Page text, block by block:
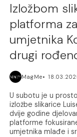
Izložbom
platforma
umjetnika
drugi
MagMe
U subotu je u
izložbe slikarice
dvije godine
platforme
umjetnika mlađe i